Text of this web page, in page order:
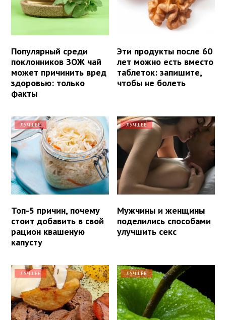
Популярный среди
поклонников ЗОЖ чай
может причинить вред
здоровью: только
факты
Эти продукты после 60
лет можно есть вместо
таблеток: запишите,
чтобы не болеть
ЛУЧШЕЕ
Топ-5 причин, почему
стоит добавить в свой
рацион квашеную
капусту
ЛУЧШЕЕ
Мужчины и женщины
поделились способами
улучшить секс
ЛУЧШЕЕ ЛУЧШЕЕ